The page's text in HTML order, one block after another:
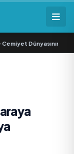
Dünyasının Ünlü